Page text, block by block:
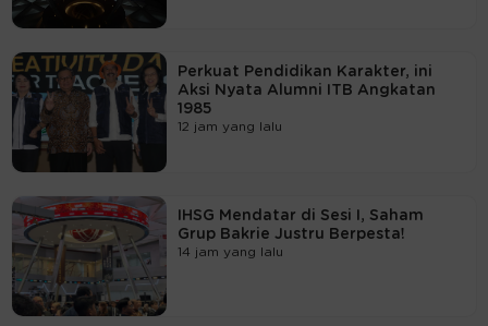
Perkuat Pendidikan Karakter, ini
Aksi Nyata Alumni ITB Angkatan
1985
12 jam yang lalu
IHSG Mendatar di Sesi I, Saham
Grup Bakrie Justru Berpesta!
14 jam yang lalu